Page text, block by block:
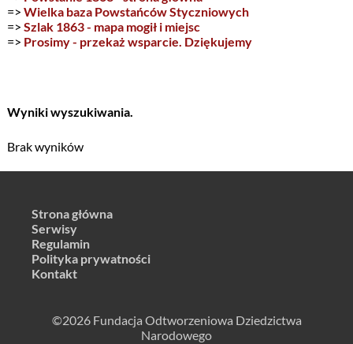
=> Wielka baza Powstańców Styczniowych
=> Szlak 1863 - mapa mogił i miejsc
=> Prosimy - przekaż wsparcie. Dziękujemy
Wyniki wyszukiwania.
Brak wyników
Strona główna
Serwisy
Regulamin
Polityka prywatności
Kontakt
©2026 Fundacja Odtworzeniowa Dziedzictwa
Narodowego